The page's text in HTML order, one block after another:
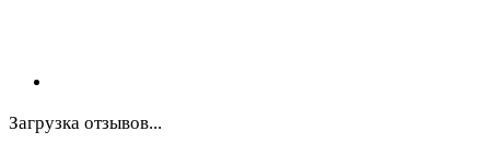
Загрузка отзывов...